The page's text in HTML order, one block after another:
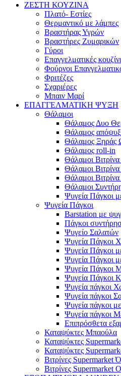
ΖΕΣΤΗ ΚΟΥΖΙΝΑ
Πλατό- Εστίες
Θερμαντικό με λάμπες
Βραστήρας Υγρών
Βραστήρες Ζυμαρικών
Γύροι
Επαγγελματικές
Φούρνοι
Φριτέζες
Σχαριέρες
Μπαιν Μαρί
ΕΠΑΓΓΕΛΜΑΤΙΚΗ ΨΥΞΗ
Θάλαμοι
Θάλαμος Δυο
Θάλαμος
Θάλαμος Ξηράς
Θάλαμος roll-in
Θάλαμοι
Θάλαμοι
Θάλαμοι
Θάλαμοι
Ψυγεία Πάγκοι
Ψυγεία Πάγκοι
Barstation με
Πάγκοι
Ψυγείο Σαλατών
Ψυγεία Πάγκοι
Ψυγεία Πάγκοι
Ψυγεία Πάγκοι
Ψυγεία Πάγκοι
Ψυγεία Πάγκοι
Ψυγεία πάγκοι
Ψυγεία πάγκοι
Ψυγεία πάγκοι
Ψυγεία πάγκοι
Επιπρόσθετα
Καταψύκτες Μπαούλα
Καταψύκτες
Καταψύκτες
Βιτρίνες Supermarket
Βιτρίνες Supermarket